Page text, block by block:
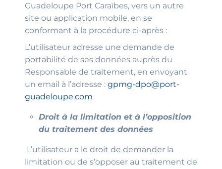
Guadeloupe Port Caraïbes, vers un autre
site ou application mobile, en se
conformant à la procédure ci-après :
L’utilisateur adresse une demande de
portabilité de ses données auprès du
Responsable de traitement, en envoyant
un email à l’adresse : gpmg-dpo@port-
guadeloupe.com
Droit à la limitation et à l’opposition
du traitement des données
L’utilisateur a le droit de demander la
limitation ou de s’opposer au traitement de